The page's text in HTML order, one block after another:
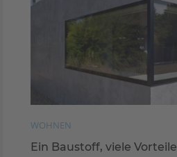
WOHNEN
Ein Baustoff, viele Vorteile